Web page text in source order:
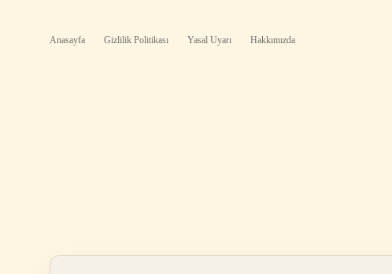
Anasayfa Gizlilik Politikası Yasal Uyarı Hakkımızda